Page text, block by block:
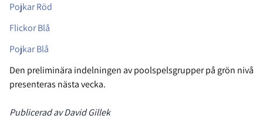
Pojkar Röd
Flickor Blå
Pojkar Blå
Den preliminära indelningen av poolspelsgrupper på grön nivå
presenteras nästa vecka.
Publicerad av David Gillek